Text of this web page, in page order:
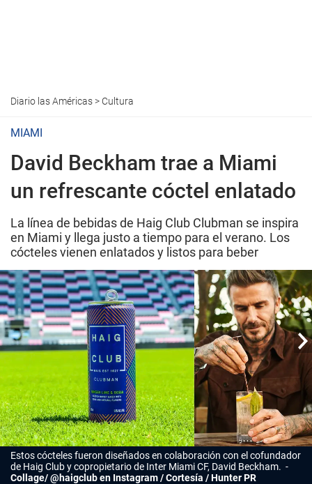
Diario las Américas> Cultura
MIAMI
David Beckham trae a Miami
un refrescante cóctel enlatado
La línea de bebidas de Haig Club Clubman se inspira
en Miami y llega justo a tiempo para el verano. Los
cócteles vienen enlatados y listos para beber
Estos cócteles fueron diseñados en colaboración con el cofundador
de Haig Club y copropietario de Inter Miami CF, David Beckham.
Collage/ @haigclub en Instagram / Cortesía / Hunter PR